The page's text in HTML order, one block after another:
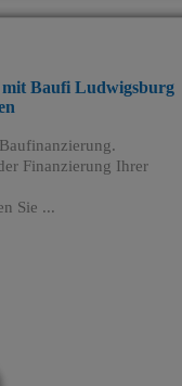
Baufi Ludwigsburg
Finanzierung Ihrer
Sie ...